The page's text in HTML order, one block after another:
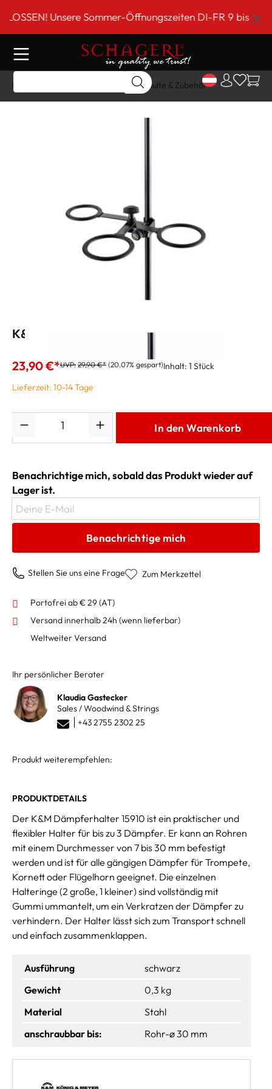
springen
Unsere Sommer-Öffnungszeiten DI-FR 9 bis 18
Home Notenpulte & Zubehör
K&M Dämpferhalter 15910
23,90 €*UVP: 29,90 €* (20.07% gespart)Inhalt: 1 Stück
Lieferzeit: 10-14 Tage
In den Warenkorb
Benachrichtige mich, sobald das Produkt wieder auf
Lager ist.
Deine E-Mail
Benachrichtige mich
Stellen Sie uns eine Frage Zum Merkzettel
Portofrei ab € 29 (AT)
Versand innerhalb 24h (wenn lieferbar)
Weltweiter Versand
Ihr persönlicher Berater
Klaudia Gastecker
Sales / Woodwind & Strings
+43 2755 2302 25
Produkt weiterempfehlen:
PRODUKTDETAILS
Der K&M Dämpferhalter 15910 ist ein praktischer und
flexibler Halter für bis zu 3 Dämpfer. Er kann an Rohren
mit einem Durchmesser von 7 bis 30 mm befestigt
werden und ist für alle gängigen Dämpfer für Trompete,
Kornett oder Flügelhorn geeignet. Die einzelnen
Halteringe (2 große, 1 kleiner) sind vollständig mit
Gummi ummantelt, um ein Verkratzen der Dämpfer zu
verhindern. Der Halter lässt sich zum Transport schnell
und einfach zusammenklappen.
Ausführung
schwarz
Gewicht
0,3 kg
Material
Stahl
anschraubbar bis:
Rohr-ø 30 mm